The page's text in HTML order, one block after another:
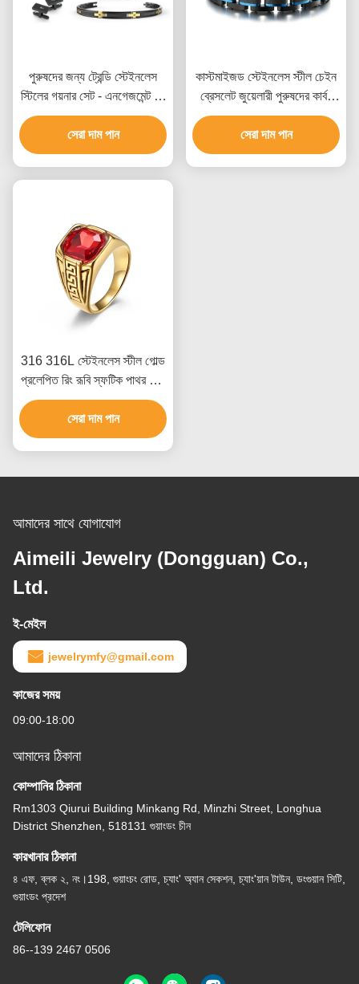
পুরুষদের জন্য ট্রেন্ডি স্টেইনলেস
স্টিলের গয়নার সেট - এনগেজমেন্ট রিং
এবং ব্রেসলেট কাস্টম প্যাকেজিং সহ
সেরা দাম পান
কাস্টমাইজড স্টেইনলেস স্টীল চেইন
ব্রেসলেট জুয়েলারী পুরুষদের কার্বন
ফাইবার ব্রেসলেট
সেরা দাম পান
316 316L স্টেইনলেস স্টীল গোল্ড
প্রলেপিত রিং রূবি স্ফটিক পাথর সঙ্গে
পুরুষদের জন্য গয়না
সেরা দাম পান
আমাদের সাথে যোগাযোগ
Aimeili Jewelry (Dongguan) Co.,
Ltd.
ই-মেইল
jewelrymfy@gmail.com
কাজের সময়
09:00-18:00
আমাদের ঠিকানা
কোম্পানির ঠিকানা
Rm1303 Qiurui Building Minkang Rd, Minzhi Street, Longhua
District Shenzhen, 518131 গুয়াংডং চীন
কারখানার ঠিকানা
৪ এফ, ব্লক ২, নং।198, গুয়াংচং রোড, চ্যাং' অ্যান সেকশন, চ্যাং'য়ান টাউন, ডংগুয়ান সিটি,
গুয়াংডং প্রদেশ
টেলিফোন
86--139 2467 0506